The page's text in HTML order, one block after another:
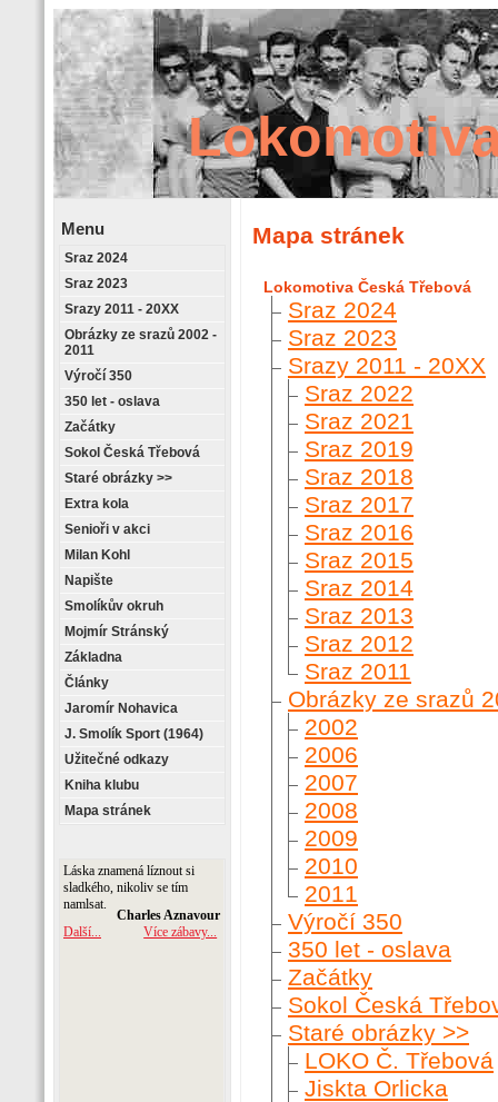
Retrostránky
Menu
Sraz 2024
Sraz 2023
Srazy 2011 - 20XX
Obrázky ze srazů 2002 -
2011
Výročí 350
350 let - oslava
Začátky
Sokol Česká Třebová
Staré obrázky >>
Extra kola
Senioři v akci
Milan Kohl
Napište
Smolíkův okruh
Mojmír Stránský
Základna
Články
Jaromír Nohavica
J. Smolík Sport (1964)
Užitečné odkazy
Kniha klubu
Mapa stránek
Mapa stránek
Lokomotiva Česká Třebová
Sraz 2024
Sraz 2023
Srazy 2011 - 20XX
Sraz 2022
Sraz 2021
Sraz 2019
Sraz 2018
Sraz 2017
Sraz 2016
Sraz 2015
Sraz 2014
Sraz 2013
Sraz 2012
Sraz 2011
Obrázky ze srazů
2002
2006
2007
2008
2009
2010
2011
Výročí 350
350 let - oslava
Začátky
Sokol Česká
Staré obrázky >>
LOKO Č. Třebová
Jiskta Orlicka